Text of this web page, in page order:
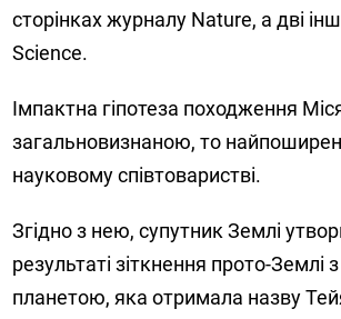
сторінках журналу Nature, а дві
Science.
Імпактна гіпотеза походження
загальновизнаною, то
науковому співтоваристві.
Згідно з нею, супутник Землі
результаті зіткнення прото-Землі
планетою, яка отримала назву